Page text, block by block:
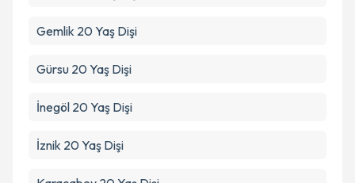
Gemlik 20 Yaş Dişi
Gürsu 20 Yaş Dişi
İnegöl 20 Yaş Dişi
İznik 20 Yaş Dişi